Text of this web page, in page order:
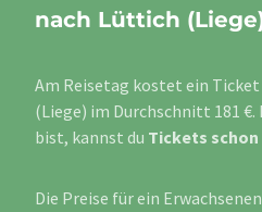
nach Lüttich
Am Reisetag kostet ein
(Liege) im Durchschnitt 181 €.
bist, kannst du Tickets schon
Die Preise für ein